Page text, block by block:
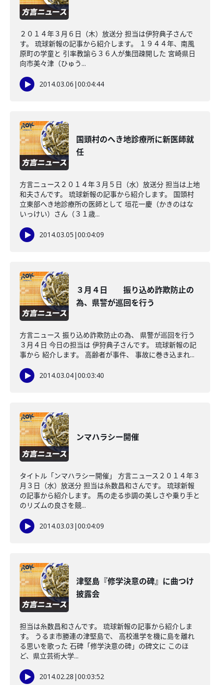
２０１４年３月６日（木）放送分 担当は伊狩典子さんで
す。 琉球新報の記事から紹介します。 １９４４年、南風
原町の学童と 引率教諭ら３６人が集団疎開した 宮崎県日
向市美々津（ひゅう...
2014.03.06 |00:04:44
国頭村のへき地診療所に新医師就
任
方言ニュース２０１４年３月５日（水）放送分 担当は上地
和夫さんです。 琉球新報の記事から紹介します。 国頭村
立東部へき地診療所の医師として 垣花一慶（かきのはな
いっけい）さん（３１歳...
2014.03.05 |00:04:09
３月４日 振り込め詐欺防止の
為、県警が巡回を行う
方言ニュース 振り込め詐欺防止の為、 県警が巡回を行う
３月４日 今日の担当は 伊狩典子さんです。 琉球新報の記
事から 紹介します。 高齢者が事件、 事故に巻き込まれ...
2014.03.04|00:03:40
ンマハラシー開催
タイトル「ンマハラシー開催」 方言ニュース２０１４年３
月３日（水）放送分 担当は糸数昌和さんです。 琉球新報
の記事から紹介します。 馬の走る歩調の美しさや乗り手と
のリズムの良さを競...
2014.03.03 |00:04:09
津堅島『修学決意の碑』に曲つけ
披露会
担当は糸数昌和さんです。 琉球新報の記事から紹介しま
す。 うるま市勝連の津堅島で、 高校進学を機に島を離れ
る思いを歌った 石碑「修学決意の碑」の碑文に このほ
ど、県立芸術大学...
2014.02.28 |00:03:52